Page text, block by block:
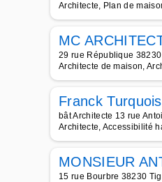
Architecte, Plan de
MC
29 rue République
Architecte de maison,
Franck Turquois
bât Architecte 13 rue
Architecte, Accessibilité
MONSIEUR
15 rue Bourbre 38230